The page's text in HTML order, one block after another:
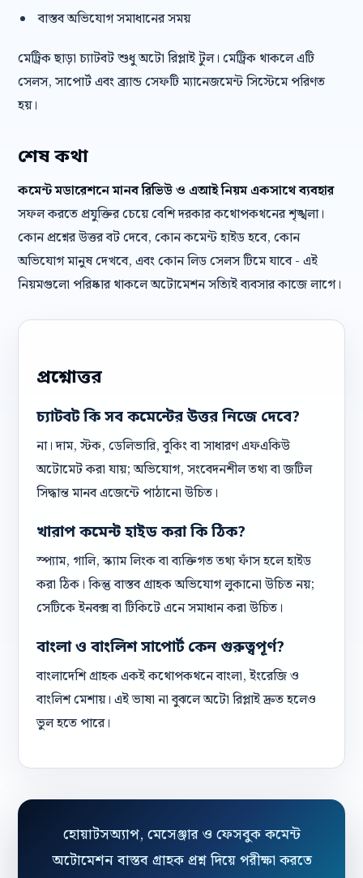
বাস্তব অভিযোগ সমাধানের সময়
মেট্রিক ছাড়া চ্যাটবট শুধু অটো রিপ্লাই টুল। মেট্রিক থাকলে এটি
সেলস, সাপোর্ট এবং ব্র্যান্ড সেফটি ম্যানেজমেন্ট সিস্টেমে পরিণত
হয়।
শেষ কথা
কমেন্ট মডারেশনে মানব রিভিউ ও এআই নিয়ম একসাথে ব্যবহার
সফল করতে প্রযুক্তির চেয়ে বেশি দরকার কথোপকথনের শৃঙ্খলা।
কোন প্রশ্নের উত্তর বট দেবে, কোন কমেন্ট হাইড হবে, কোন
অভিযোগ মানুষ দেখবে, এবং কোন লিড সেলস টিমে যাবে - এই
নিয়মগুলো পরিষ্কার থাকলে অটোমেশন সত্যিই ব্যবসার কাজে লাগে।
প্রশ্নোত্তর
চ্যাটবট কি সব কমেন্টের উত্তর নিজে দেবে?
না। দাম, স্টক, ডেলিভারি, বুকিং বা সাধারণ এফএকিউ
অটোমেট করা যায়; অভিযোগ, সংবেদনশীল তথ্য বা জটিল
সিদ্ধান্ত মানব এজেন্টে পাঠানো উচিত।
খারাপ কমেন্ট হাইড করা কি ঠিক?
স্প্যাম, গালি, স্ক্যাম লিংক বা ব্যক্তিগত তথ্য ফাঁস হলে হাইড
করা ঠিক। কিন্তু বাস্তব গ্রাহক অভিযোগ লুকানো উচিত নয়;
সেটিকে ইনবক্স বা টিকিটে এনে সমাধান করা উচিত।
বাংলা ও বাংলিশ সাপোর্ট কেন গুরুত্বপূর্ণ?
বাংলাদেশি গ্রাহক একই কথোপকথনে বাংলা, ইংরেজি ও
বাংলিশ মেশায়। এই ভাষা না বুঝলে অটো রিপ্লাই দ্রুত হলেও
ভুল হতে পারে।
হোয়াটসঅ্যাপ, মেসেঞ্জার ও ফেসবুক কমেন্ট
অটোমেশন বাস্তব গ্রাহক প্রশ্ন দিয়ে পরীক্ষা করতে